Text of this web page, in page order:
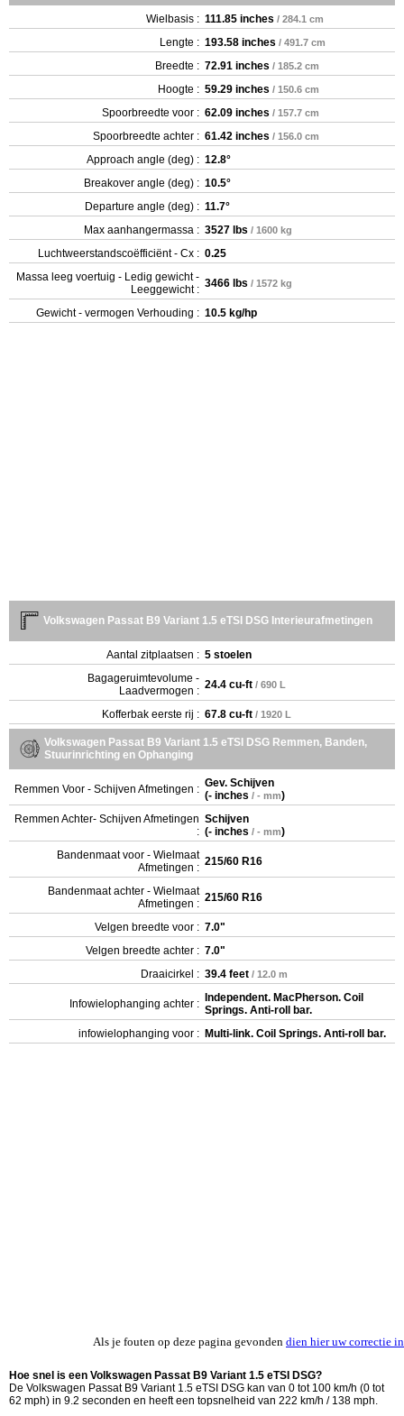
Wielbasis : 111.85 inches / 284.1 cm
Lengte : 193.58 inches / 491.7 cm
Breedte : 72.91 inches / 185.2 cm
Hoogte : 59.29 inches / 150.6 cm
Spoorbreedte voor : 62.09 inches / 157.7 cm
Spoorbreedte achter : 61.42 inches / 156.0 cm
Approach angle (deg) : 12.8°
Breakover angle (deg) : 10.5°
Departure angle (deg) : 11.7°
Max aanhangermassa : 3527 lbs / 1600 kg
Luchtweerstandscoëfficiënt - Cx : 0.25
Massa leeg voertuig - Ledig gewicht -
Leeggewicht : 3466 lbs / 1572 kg
Gewicht - vermogen Verhouding : 10.5 kg/hp
Volkswagen Passat B9 Variant 1.5 eTSI DSG Interieurafmetingen
Aantal zitplaatsen : 5 stoelen
Bagageruimtevolume -
Laadvermogen : 24.4 cu-ft / 690 L
Kofferbak eerste rij : 67.8 cu-ft / 1920 L
Volkswagen Passat B9 Variant 1.5 eTSI DSG Remmen, Banden,
Stuurinrichting en Ophanging
Remmen Voor - Schijven Afmetingen : Gev. Schijven
(- inches / - mm)
Remmen Achter- Schijven Afmetingen
:
Schijven
(- inches / - mm)
Bandenmaat voor - Wielmaat
Afmetingen : 215/60 R16
Bandenmaat achter - Wielmaat
Afmetingen : 215/60 R16
Velgen breedte voor : 7.0"
Velgen breedte achter : 7.0"
Draaicirkel : 39.4 feet / 12.0 m
Infowielophanging achter : Independent. MacPherson. Coil
Springs. Anti-roll bar.
infowielophanging voor : Multi-link. Coil Springs. Anti-roll bar.
Als je fouten op deze pagina gevonden dien hier uw correctie in
Hoe snel is een Volkswagen Passat B9 Variant 1.5 eTSI DSG?
De Volkswagen Passat B9 Variant 1.5 eTSI DSG kan van 0 tot 100 km/h (0 tot
62 mph) in 9.2 seconden en heeft een topsnelheid van 222 km/h / 138 mph.